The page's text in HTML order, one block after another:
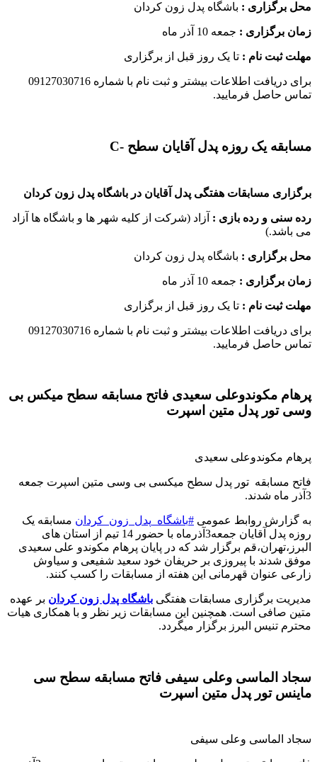
محل برگزاری : باشگاه پدل زون کردان
زمان برگزاری : جمعه 10 آذر ماه
مهلت ثبت نام : تا یک روز قبل از برگزاری
برای دریافت اطلاعات بیشتر و ثبت نام با شماره 09127030716
تماس حاصل فرمایید.
مسابقه یک روزه پدل آقایان سطح -C
برگزاری مسابقات هفتگی پدل آقایان در باشگاه پدل زون کردان
رده سنی و رده بازی : آزاد (شرکت از کلیه شهر ها و باشگاه ها آزاد
می باشد.)
محل برگزاری : باشگاه پدل زون کردان
زمان برگزاری : جمعه 10 آذر ماه
مهلت ثبت نام : تا یک روز قبل از برگزاری
برای دریافت اطلاعات بیشتر و ثبت نام با شماره 09127030716
تماس حاصل فرمایید.
پرهام مکوندوعلی سعیدی فاتح مسابقه سطح میکس بی
وسی تور پدل متین اسپرت
پرهام مکوندوعلی سعیدی
فاتح مسابقه تور پدل سطح میکسی بی وسی متین اسپرت جمعه
3آذر ماه شدند
.
به گزارش روابط عمومی #باشگاه_پدل_زون_کردان مسابقه یک
روزه پدل آقایان جمعه3آذرماه با حضور 14 تیم از استان های
البرز،تهران‌،قم برگزار شد که در پایان پرهام مکوندو علی سعیدی
موفق شدند با پیروزی بر حریفان خود سعید شفیعی و سیاوش
زارعی عنوان قهرمانی این هفته از مسابقات را کسب کنند.
مدیریت برگزاری مسابقات هفتگی باشگاه پدل زون کردان بر عهده
متین صافی است. همچنین این مسابقات زیر نظر و با همکاری هیات
محترم تنیس البرز برگزار میگردد.
سجاد الماسی وعلی سیفی فاتح مسابقه سطح سی
ماینس تور پدل متین اسپرت
سجاد الماسی وعلی سیفی